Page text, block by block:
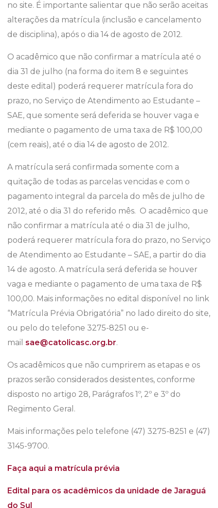
no site. É importante salientar que não serão aceitas
alterações da matrícula (inclusão e cancelamento
de disciplina), após o dia 14 de agosto de 2012.
O acadêmico que não confirmar a matrícula até o
dia 31 de julho (na forma do item 8 e seguintes
deste edital) poderá requerer matrícula fora do
prazo, no Serviço de Atendimento ao Estudante –
SAE, que somente será deferida se houver vaga e
mediante o pagamento de uma taxa de R$ 100,00
(cem reais), até o dia 14 de agosto de 2012.
A matrícula será confirmada somente com a
quitação de todas as parcelas vencidas e com o
pagamento integral da parcela do mês de julho de
2012, até o dia 31 do referido mês. O acadêmico que
não confirmar a matrícula até o dia 31 de julho,
poderá requerer matrícula fora do prazo, no Serviço
de Atendimento ao Estudante – SAE, a partir do dia
14 de agosto. A matrícula será deferida se houver
vaga e mediante o pagamento de uma taxa de R$
100,00. Mais informações no edital disponível no link
“Matrícula Prévia Obrigatória” no lado direito do site,
ou pelo do telefone 3275-8251 ou e-
mail sae@catolicasc.org.br.
Os acadêmicos que não cumprirem as etapas e os
prazos serão considerados desistentes, conforme
disposto no artigo 28, Parágrafos 1º, 2º e 3º do
Regimento Geral.
Mais informações pelo telefone (47) 3275-8251 e (47)
3145-9700.
Faça aqui a matrícula prévia
Edital para os acadêmicos da unidade de Jaraguá
do Sul